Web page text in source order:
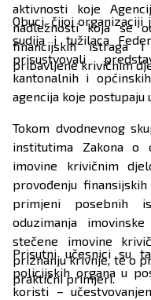
aktivnosti koje
nadležnosti koja se
financijskih istraga i
pribavljene krivičnim
Obuci, čijoj organizaciji
sudija i tužilaca
prisustvovali
kantonalnih i
agencija koje postupaju
Tokom dvodnevnog
institutima Zakona o
imovine krivičnim
provođenju
primjeni posebnih
oduzimanja
stečene imovine
priznanju krivnje, te o
praktični primjeri.
Prisutni učesnici su
policijskih organa u
koristi –